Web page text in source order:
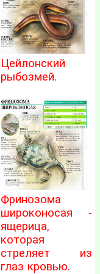
Цейлонский
рыбозмей.
Фринозома
широконосая -
ящерица,
которая
стреляет из
глаз кровью.